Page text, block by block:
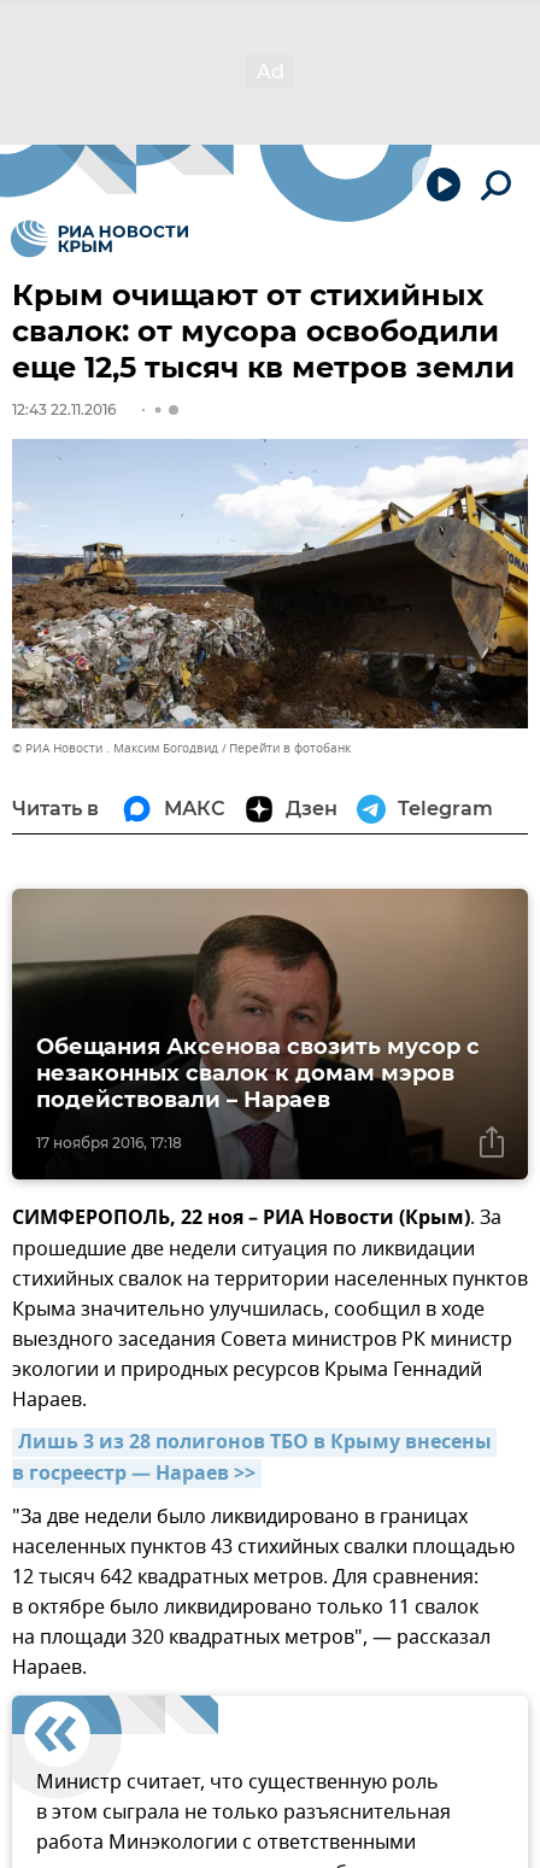
Крым очищают от стихийных
свалок: от мусора освободили
еще 12,5 тысяч кв метров земли
12:43 22.11.2016
© РИА Новости . Максим Богодвид Перейти в фотобанк
Читать в МАКС Дзен Telegram
17 ноября 2016, 17:18
Обещания Аксенова свозить мусор с
незаконных свалок к домам мэров
подействовали – Нараев
СИМФЕРОПОЛЬ, 22 ноя – РИА Новости (Крым). За
прошедшие две недели ситуация по ликвидации
стихийных свалок на территории населенных пунктов
Крыма значительно улучшилась, сообщил в ходе
выездного заседания Совета министров РК министр
экологии и природных ресурсов Крыма Геннадий
Нараев.
Лишь 3 из 28 полигонов ТБО в Крыму внесены
в госреестр — Нараев >>
"За две недели было ликвидировано в границах
населенных пунктов 43 стихийных свалки площадью
12 тысяч 642 квадратных метров. Для сравнения:
в октябре было ликвидировано только 11 свалок
на площади 320 квадратных метров", — рассказал
Нараев.
Министр считает, что существенную роль
в этом сыграла не только разъяснительная
работа Минэкологии с ответственными